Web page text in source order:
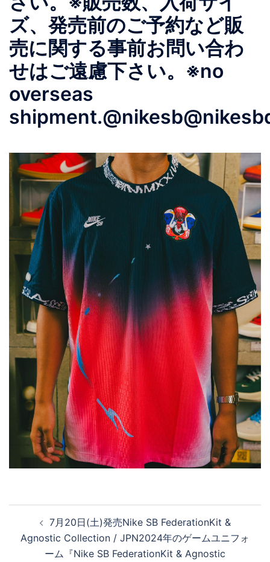
ズ、発売前のご予約など販
売に関する事前お問い合わ
せはご遠慮下さい。※no
overseas
ナ
7月20日(土)発売Nike SB FederationKit &
Agnostic Collection / JPN2024年のゲームユニフォ
ーム『Nike SB FederationKit & Agnostic